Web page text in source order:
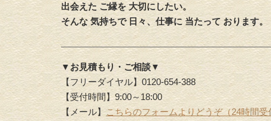
出会えた ご縁を 大切にしたい。
そんな 気持ちで 日々、仕事に 当たって おります。
▼お見積もり・ご相談▼
【フリーダイヤル】0120-654-388
【受付時間】9:00～18:00
【メール】こちらのフォームよりどうぞ（24時間